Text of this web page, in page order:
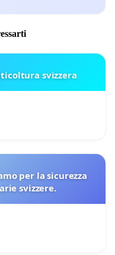
svizzera
per la sicurezza
svizzere.